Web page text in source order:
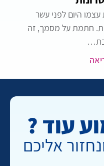
היום לפני עשר
חתמת על מסמך, זה
עוד ?
אליכם